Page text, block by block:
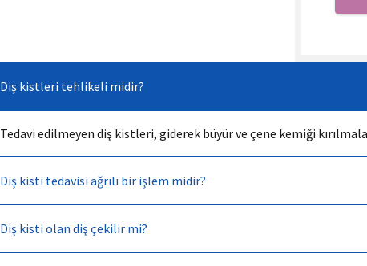
Diş kistleri tehlikeli midir?
Tedavi edilmeyen diş kistleri, giderek büyür ve çene kemiği
Diş kisti tedavisi ağrılı bir işlem midir?
Diş kisti olan diş çekilir mi?